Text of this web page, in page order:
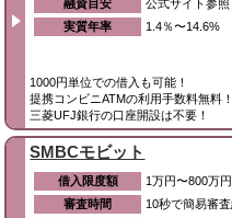
融資目安
公式サイト参照
実質年率
1.4％〜14.6%
1000円単位での借入も可能！
提携コンビニATMの利用手数料無料！
三菱UFJ銀行の口座開設は不要！
SMBCモビット
借入限度額
1万円〜800万円
審査時間
10秒で簡易審